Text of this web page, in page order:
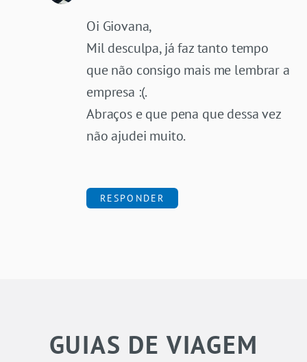
Oi Giovana,
Mil desculpa, já faz tanto tempo
que não consigo mais me lembrar a
empresa :(.
Abraços e que pena que dessa vez
não ajudei muito.
RESPONDER
GUIAS DE VIAGEM